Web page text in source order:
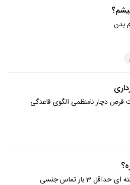
بدن
قرص دچار نامنظمی الگوی قاعدگی
مصرف نکنید قرص اهن
دوباره منظم بشه
قرص ها را قطع کنید و هفته ای حداقل 3 بار تماس جنسی